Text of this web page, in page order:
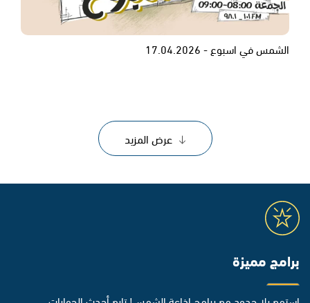
الشمس في اسبوع - 17.04.2026
عرض المزيد
برامج مميزة